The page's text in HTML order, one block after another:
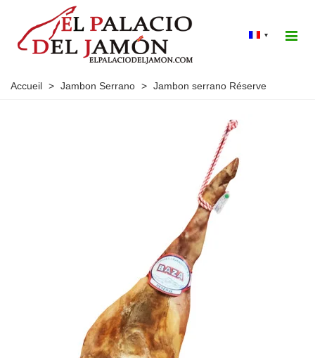
▾
Accueil > Jambon Serrano > Jambon serrano Réserve